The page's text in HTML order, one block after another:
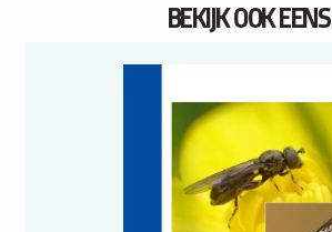
BEKIJK OOK EENS